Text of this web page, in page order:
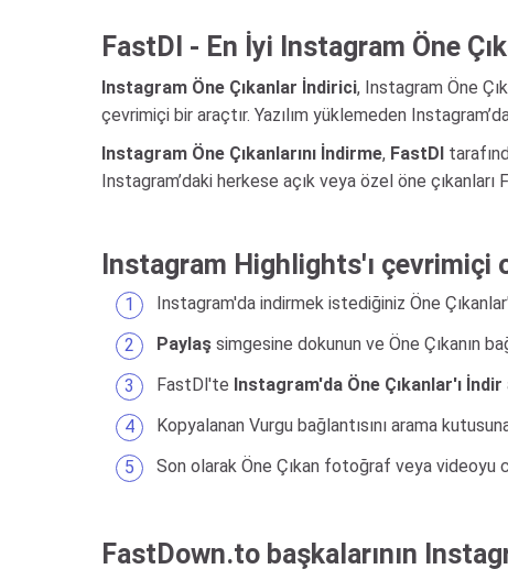
FastDl - En İyi Instagram Öne
Instagram Öne Çıkanlar İndirici, Instagram Öne
çevrimiçi bir araçtır. Yazılım yüklemeden
Instagram Öne Çıkanlarını İndirme, FastDl
Instagram’daki herkese açık veya özel öne çıkanları
Instagram Highlights'ı çevrimiçi
Instagram'da indirmek istediğiniz Öne
Paylaş simgesine dokunun ve Öne Çıkanın
FastDl'te Instagram'da Öne Çıkanlar'ı İndir
Kopyalanan Vurgu bağlantısını arama
Son olarak Öne Çıkan fotoğraf veya videoyu
FastDown.to başkalarının